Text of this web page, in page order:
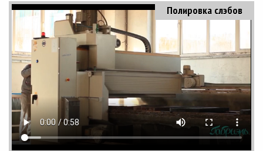
Полировка слэбов